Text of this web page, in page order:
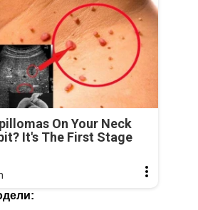
On Your Neck
It's The First Stage